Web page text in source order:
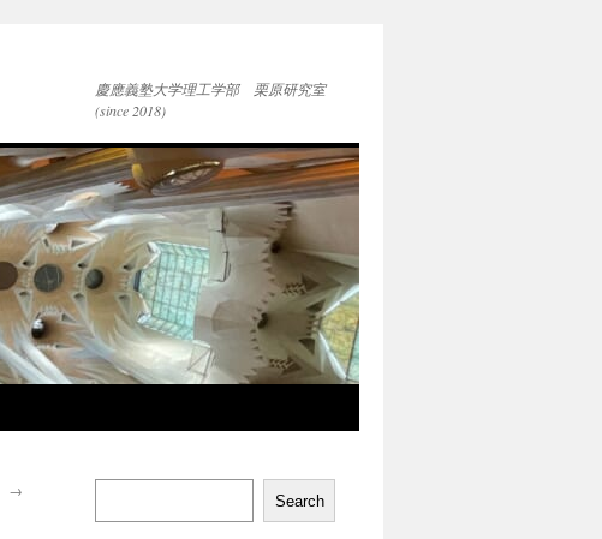
慶應義塾大学理工学部 栗原研究室
(since 2018)
→
Search